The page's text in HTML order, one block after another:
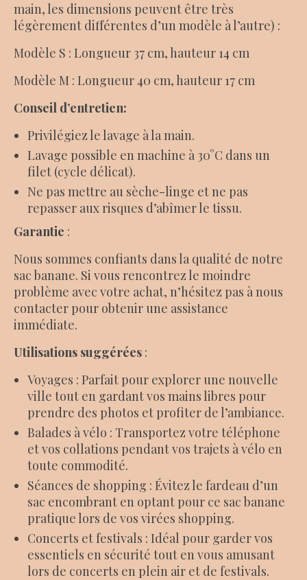
main, les dimensions peuvent être très
légèrement différentes d’un modèle à l’autre) :
Modèle S : Longueur 37 cm, hauteur 14 cm
Modèle M : Longueur 40 cm, hauteur 17 cm
Conseil d’entretien:
Privilégiez le lavage à la main.
Lavage possible en machine à 30°C dans un
filet (cycle délicat).
Ne pas mettre au sèche-linge et ne pas
repasser aux risques d’abîmer le tissu.
Garantie :
Nous sommes confiants dans la qualité de notre
sac banane. Si vous rencontrez le moindre
problème avec votre achat, n’hésitez pas à nous
contacter pour obtenir une assistance
immédiate.
Utilisations suggérées :
Voyages : Parfait pour explorer une nouvelle
ville tout en gardant vos mains libres pour
prendre des photos et profiter de l’ambiance.
Balades à vélo : Transportez votre téléphone
et vos collations pendant vos trajets à vélo en
toute commodité.
Séances de shopping : Évitez le fardeau d’un
sac encombrant en optant pour ce sac banane
pratique lors de vos virées shopping.
Concerts et festivals : Idéal pour garder vos
essentiels en sécurité tout en vous amusant
lors de concerts en plein air et de festivals.